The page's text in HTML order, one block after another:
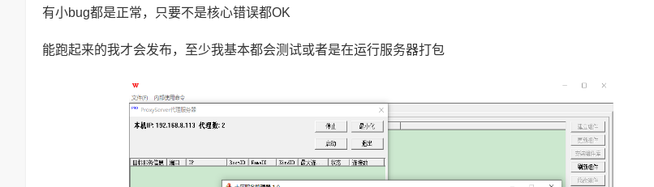
有小bug都是正常，只要不是核心错误都OK
能跑起来的我才会发布，至少我基本都会测试或者是在运行服务器打包